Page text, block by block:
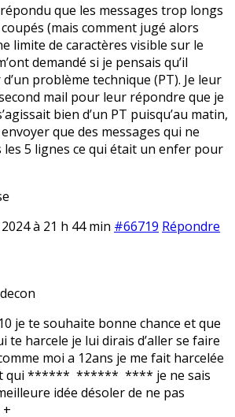
que les messages trop longs
(mais comment jugé alors
limite de caractères visible sur le
demandé si je pensais qu’il
problème technique (PT). Je leur
mail pour leur répondre que je
bien d’un PT puisqu’au matin,
que des messages qui ne
les 5 lignes ce qui était un enfer pour
à 21 h 44 min #66719 Répondre
je te souhaite bonne chance et que
harcele je lui dirais d’aller se faire
moi a 12ans je me fait harcelée
qui ****** ****** **** je ne sais
idée désoler de ne pas